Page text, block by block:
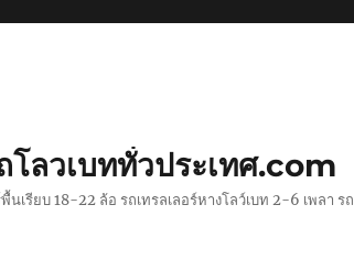
โลวเบททั่วประเทศ.com
พื้นเรียบ 18-22 ล้อ รถเทรลเลอร์หางโลว์เบท 2-6 เพล